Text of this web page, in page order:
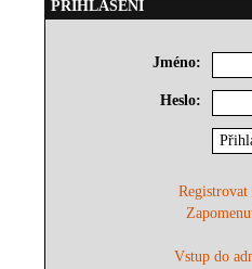
PŘIHLÁŠENÍ
Jméno:
Heslo:
Registrovat
Vstup do